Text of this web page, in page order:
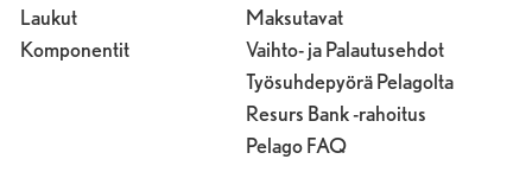
Laukut
Komponentit
Maksutavat
Vaihto- ja Palautusehdot
Työsuhdepyörä Pelagolta
Resurs Bank -rahoitus
Pelago FAQ